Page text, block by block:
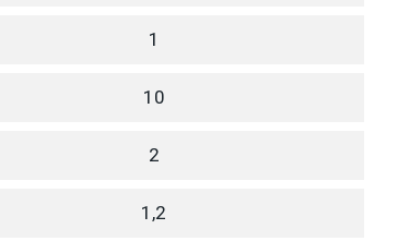
1
10
2
1,2